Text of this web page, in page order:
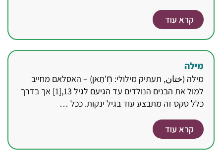
קרא עוד
מילה
מילה (ختان, תעתיק מילולי: חׅ'תַאן) – האסלאם מחייב
למול את הבנים הנולדים עד הגיעם לגיל 13,[1] אך בדרך
כלל טקס זה מתבצע עוד בגיל ינקות. ככל …
קרא עוד